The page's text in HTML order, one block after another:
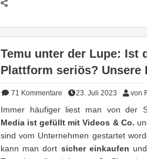
Temu unter der Lupe: Ist
Plattform seriös? Unsere
71 Kommentare 23. Juli 2023 von
Immer häufiger liest man von der
Media ist gefüllt mit Videos & Co.
sind vom Unternehmen gestartet
kann man dort sicher einkaufen